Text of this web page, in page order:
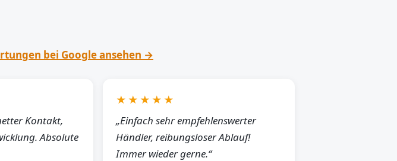
bei Google ansehen →
Kontakt,
Absolute
★★★★★
„Einfach sehr empfehlenswerter
Händler, reibungsloser Ablauf!
Immer wieder gerne.“